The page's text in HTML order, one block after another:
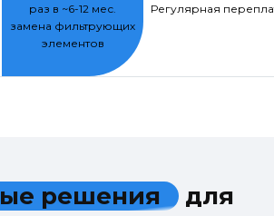
раз в ~6-12 мес.
замена фильтрующих
элементов
Регулярная
ые решения для